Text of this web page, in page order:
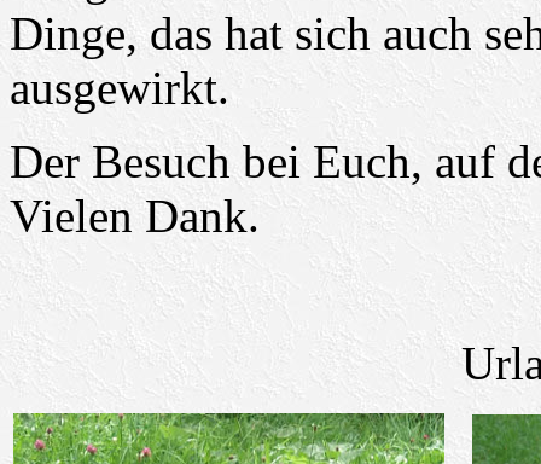
Dinge, das hat sich auch
ausgewirkt.
Der Besuch bei Euch, auf
Vielen Dank.